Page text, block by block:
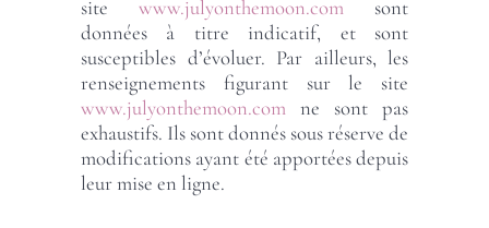
site www.julyonthemoon.com sont
données à titre indicatif, et sont
susceptibles d’évoluer. Par ailleurs, les
renseignements figurant sur le site
www.julyonthemoon.com ne sont pas
exhaustifs. Ils sont donnés sous réserve de
modifications ayant été apportées depuis
leur mise en ligne.